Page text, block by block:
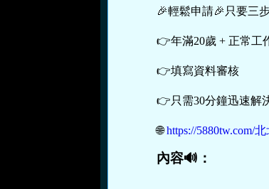
🎉輕鬆申請🎉只要三步
👉年滿20歲 + 正常工
👉填寫資料審核
👉只需30分鐘迅速解
🌐https://5880tw.com/
內容🔊：